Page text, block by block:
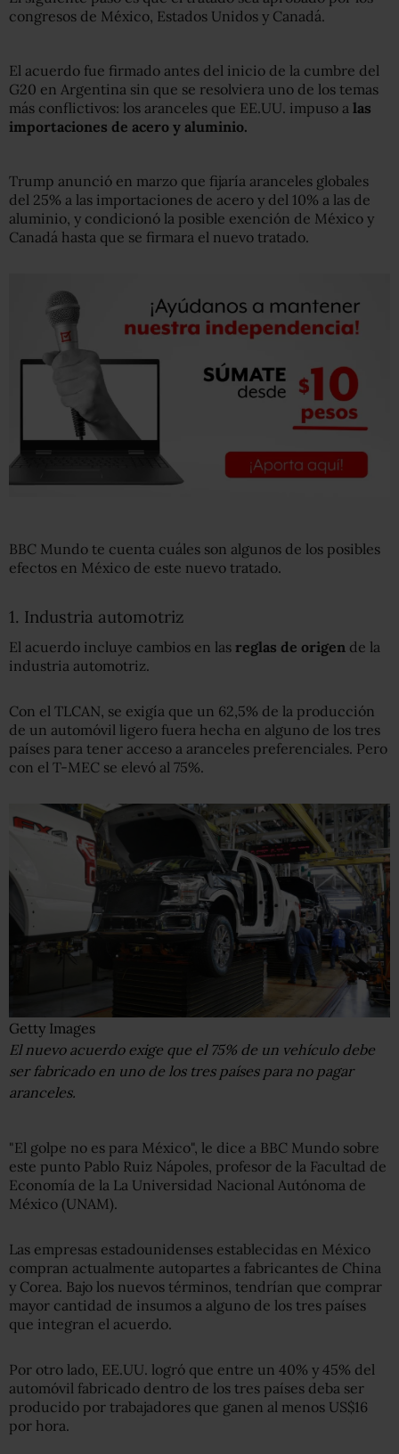
congresos de México, Estados Unidos y Canadá.
El acuerdo fue firmado antes del inicio de la cumbre del
G20 en Argentina sin que se resolviera uno de los temas
más conflictivos: los aranceles que EE.UU. impuso a las
importaciones de acero y aluminio.
Trump anunció en marzo que fijaría aranceles globales
del 25% a las importaciones de acero y del 10% a las de
aluminio, y condicionó la posible exención de México y
Canadá hasta que se firmara el nuevo tratado.
BBC Mundo te cuenta cuáles son algunos de los posibles
efectos en México de este nuevo tratado.
1. Industria automotriz
El acuerdo incluye cambios en las reglas de origen de la
industria automotriz.
Con el TLCAN, se exigía que un 62,5% de la producción
de un automóvil ligero fuera hecha en alguno de los tres
países para tener acceso a aranceles preferenciales. Pero
con el T-MEC se elevó al 75%.
Getty Images
El nuevo acuerdo exige que el 75% de un vehículo debe
ser fabricado en uno de los tres países para no pagar
aranceles.
"El golpe no es para México", le dice a BBC Mundo sobre
este punto Pablo Ruiz Nápoles, profesor de la Facultad de
Economía de la La Universidad Nacional Autónoma de
México (UNAM).
Las empresas estadounidenses establecidas en México
compran actualmente autopartes a fabricantes de China
y Corea. Bajo los nuevos términos, tendrían que comprar
mayor cantidad de insumos a alguno de los tres países
que integran el acuerdo.
Por otro lado, EE.UU. logró que entre un 40% y 45% del
automóvil fabricado dentro de los tres países deba ser
producido por trabajadores que ganen al menos US$16
por hora.